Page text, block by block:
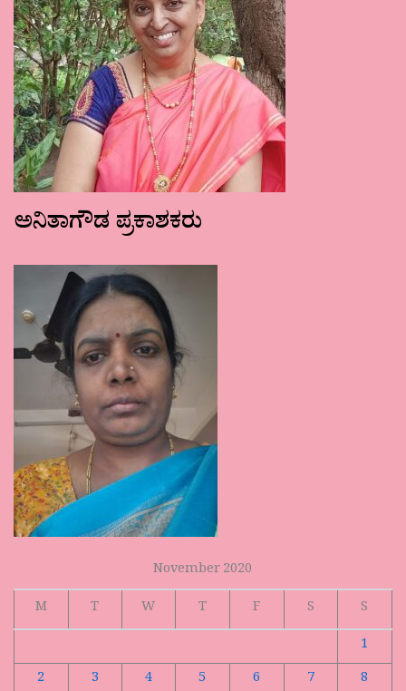
ಅನಿತಾಗೌಡ ಪ್ರಕಾಶಕರು
November 2020
M
T W T F S
S
1
2
3 4 5 6 7
8